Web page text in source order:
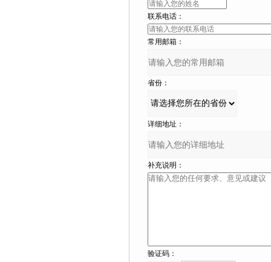
联系电话：
常用邮箱：
省份：
详细地址：
补充说明：
验证码：